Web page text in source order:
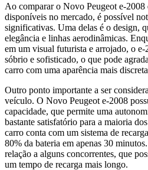
Ao comparar o Novo Peugeot e-
disponíveis no mercado, é possível
significativas. Uma delas é o design,
elegância e linhas aerodinâmicas.
em um visual futurista e arrojado, o
sóbrio e sofisticado, o que pode
carro com uma aparência mais
Outro ponto importante a ser
veículo. O Novo Peugeot e-2008
capacidade, que permite uma
bastante satisfatório para a maioria
carro conta com um sistema de
80% da bateria em apenas 30
relação a alguns concorrentes, que
um tempo de recarga mais longo.